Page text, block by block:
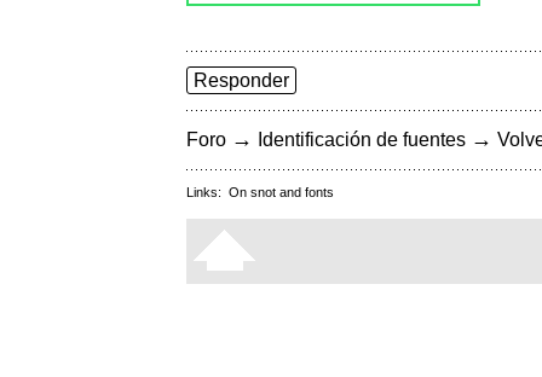
Responder
Foro → Identificación de fuentes →
Links: On snot and fonts